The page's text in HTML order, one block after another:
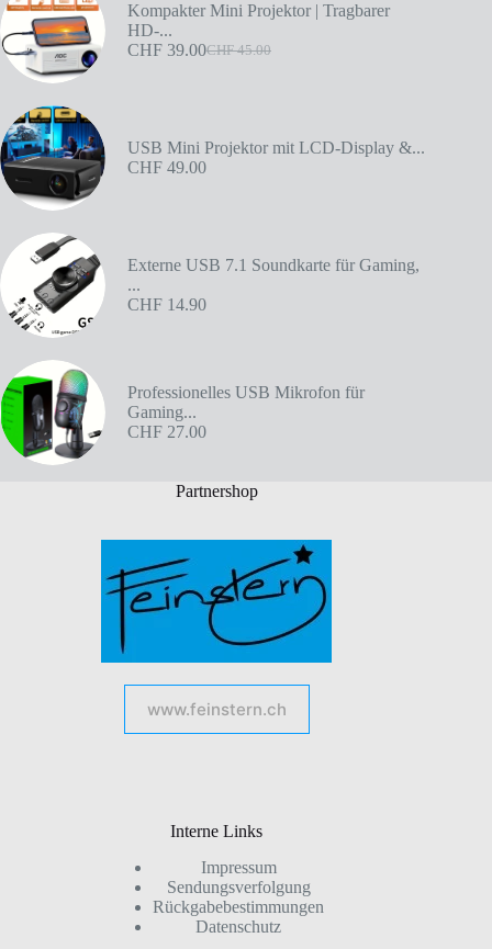
Kompakter Mini Projektor | Tragbarer
HD-...
CHF45.00
CHF 39.00
USB Mini Projektor mit LCD-Display &...
CHF 49.00
Externe USB 7.1 Soundkarte für Gaming,
...
CHF 14.90
Professionelles USB Mikrofon für
Gaming...
CHF 27.00
Partnershop
www.feinstern.ch
Interne Links
Impressum
Sendungsverfolgung
Rückgabebestimmungen
Datenschutz